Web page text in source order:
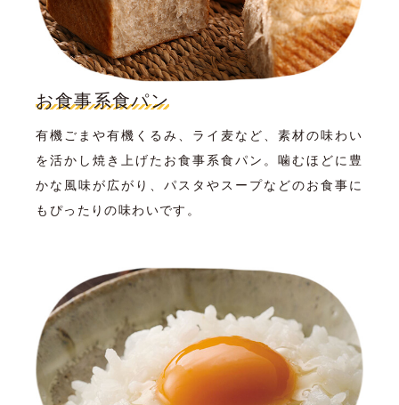
お食事系食パン
有機ごまや有機くるみ、ライ麦など、素材の味わい
を活かし焼き上げたお食事系食パン。噛むほどに豊
かな風味が広がり、パスタやスープなどのお食事に
もぴったりの味わいです。